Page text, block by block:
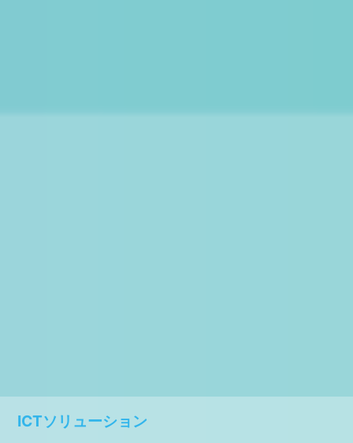
ICTソリューション